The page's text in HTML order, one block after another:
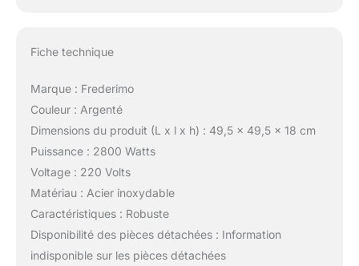
Fiche technique
Marque : Frederimo
Couleur : Argenté
Dimensions du produit (L x l x h) : 49,5 x 49,5 x 18 cm
Puissance : 2800 Watts
Voltage : 220 Volts
Matériau : Acier inoxydable
Caractéristiques : Robuste
Disponibilité des pièces détachées : Information
indisponible sur les pièces détachées